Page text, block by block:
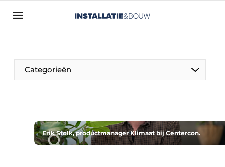
Aanmelden
Bedrijven
Contact
Installatie & Bouw | Platform over
installatietechniek, klimaatbeheersing en
Categorieën
Erik Stolk, productmanager Klimaat bij Centercon.